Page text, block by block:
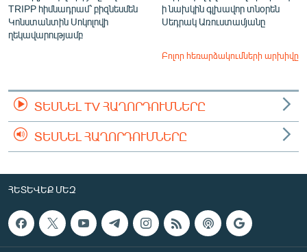
TRIPP հիմնադրամ՝ բիզնեսմեն
Կոնստանտին Սոկոլովի
ղեկավարությամբ
ի նախկին գլխավոր տնօրեն
Սեդրակ Առուստամյանը
Բոլոր հեռարձակումների արխիվը
ՏԵՍՆԵԼ TV ՀԱՂՈՐԴՈՒՄՆԵՐԸ
ՏԵՍՆԵԼ ՀԱՂՈՐԴՈՒՄՆԵՐԸ
ՀԵՏԵՎԵՔ ՄԵԶ